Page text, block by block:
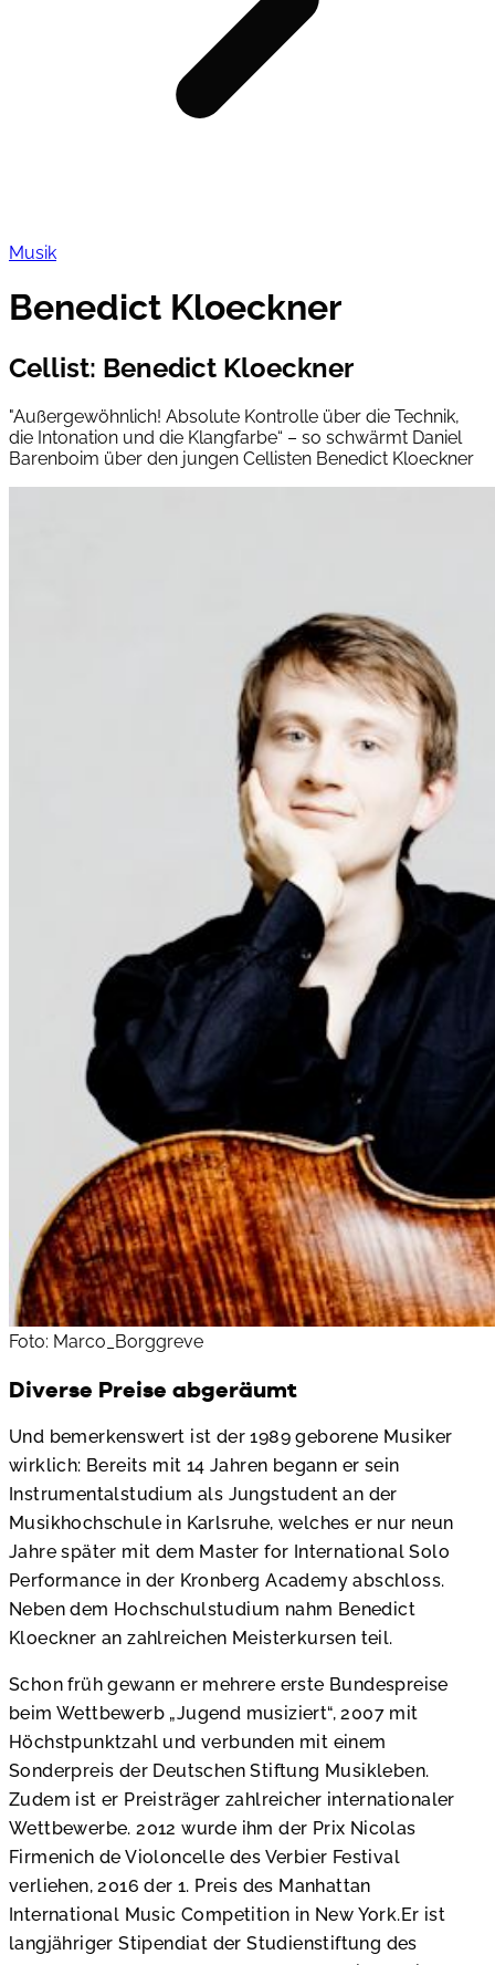
Musik
Benedict Kloeckner
Cellist: Benedict Kloeckner
"Außergewöhnlich! Absolute Kontrolle über die Technik,
die Intonation und die Klangfarbe“ – so schwärmt Daniel
Barenboim über den jungen Cellisten Benedict Kloeckner
Foto: Marco_Borggreve
Diverse Preise abgeräumt
Und bemerkenswert ist der 1989 geborene Musiker
wirklich: Bereits mit 14 Jahren begann er sein
Instrumentalstudium als Jungstudent an der
Musikhochschule in Karlsruhe, welches er nur neun
Jahre später mit dem Master for International Solo
Performance in der Kronberg Academy abschloss.
Neben dem Hochschulstudium nahm Benedict
Kloeckner an zahlreichen Meisterkursen teil.
Schon früh gewann er mehrere erste Bundespreise
beim Wettbewerb „Jugend musiziert“, 2007 mit
Höchstpunktzahl und verbunden mit einem
Sonderpreis der Deutschen Stiftung Musikleben.
Zudem ist er Preisträger zahlreicher internationaler
Wettbewerbe. 2012 wurde ihm der Prix Nicolas
Firmenich de Violoncelle des Verbier Festival
verliehen, 2016 der 1. Preis des Manhattan
International Music Competition in New York.Er ist
langjähriger Stipendiat der Studienstiftung des